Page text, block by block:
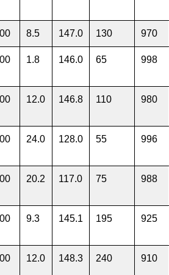
8.5 147.0 130 970
1.8 146.0 65 998
12.0 146.8 110 980
24.0 128.0 55 996
20.2 117.0 75 988
9.3 145.1 195 925
12.0 148.3 240 910